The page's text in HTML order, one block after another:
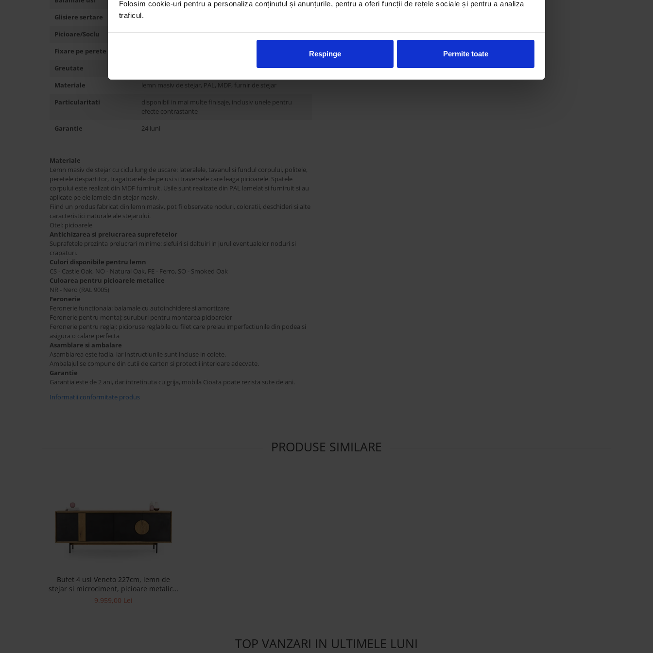
Folosim cookie-uri pentru a personaliza conținutul și anunțurile, pentru a oferi funcții de rețele sociale și pentru a analiza
traficul.
Respinge Permite toate
Glisiere sertare
-
Picioare/Soclu
metalice, reglabile pe inaltime
Fixare pe perete
Greutate
Materiale
lemn masiv de stejar, PAL, MDF, furnir de stejar
Particularitati
disponibil in mai multe finisaje, inclusiv unele pentru
efecte contrastante
Garantie
24 luni
Materiale
Lemn masiv de stejar cu ciclu lung de uscare: lateralele, tavanul si fundul corpului, politele,
peretele despartitor, tragatoarele de pe usi si traversele care leaga picioarele. Spatele
corpului este realizat din MDF furniruit. Usile sunt realizate din PAL lamelat si furniruit si au
aplicate pe ele lamele din stejar masiv.
Fiind un produs fabricat din lemn masiv, pot fi observate noduri, coloratii, deschideri si alte
caracteristici naturale ale stejarului.
Otel: picioarele
Antichizarea si prelucrarea suprefetelor
Suprafetele prezinta prelucrari minime: slefuiri si daltuiri in jurul eventualelor noduri si
crapaturi.
Culori disponibile pentru lemn
CS - Castle Oak, NO - Natural Oak, FE - Ferro, SO - Smoked Oak
Culoarea pentru picioarele metalice
NR - Nero (RAL 9005)
Feronerie
Feronerie functionala: balamale cu autoinchidere si amortizare
Feronerie pentru montaj: suruburi pentru montarea picioarelor
Feronerie pentru reglaj: picioruse reglabile cu filet care preiau imperfectiunile din podea si
asigura o calare perfecta
Asamblare si ambalare
Asamblarea este facila, iar instructiunile sunt incluse in colete.
Ambalajul se compune din cutii de carton si protectii interioare adecvate.
Garantie
Garantia este de 2 ani, dar intretinuta cu grija, mobila Cioata poate rezista sute de ani.
Informatii conformitate produs
PRODUSE SIMILARE
Bufet 4 usi Veneto 227cm, lemn de
stejar si microciment, picioare metalice,
feronerie cu amortizare, multiple
9.959,00 Lei
TOP VANZARI IN ULTIMELE LUNI